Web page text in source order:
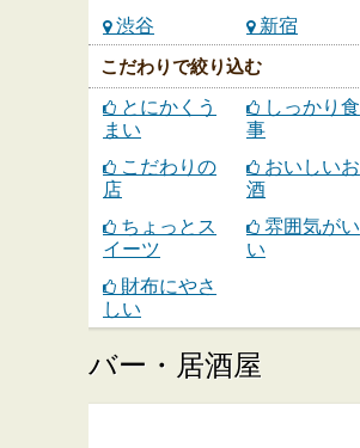
渋谷
新宿
こだわりで絞り込む
とにかくう
まい
しっかり食
事
こだわりの
店
おいしいお
酒
ちょっとス
イーツ
雰囲気がい
い
財布にやさ
しい
バー・居酒屋